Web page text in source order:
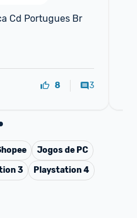
Cd Portugues Br
8 3
Jogos de PC
3
Playstation 4